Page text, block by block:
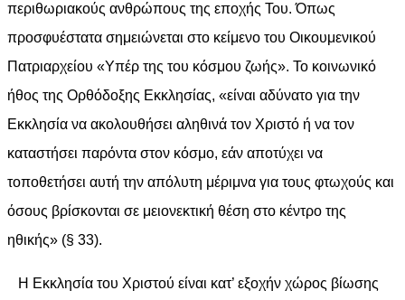
περιθωριακούς ανθρώπους της εποχής Του. Όπως
προσφυέστατα σημειώνεται στο κείμενο του Οικουμενικού
Πατριαρχείου «Υπέρ της του κόσμου ζωής». Το κοινωνικό
ήθος της Ορθόδοξης Εκκλησίας, «είναι αδύνατο για την
Εκκλησία να ακολουθήσει αληθινά τον Χριστό ή να τον
καταστήσει παρόντα στον κόσμο, εάν αποτύχει να
τοποθετήσει αυτή την απόλυτη μέριμνα για τους φτωχούς και
όσους βρίσκονται σε μειονεκτική θέση στο κέντρο της
ηθικής» (§ 33).
Η Εκκλησία του Χριστού είναι κατ’ εξοχήν χώρος βίωσης